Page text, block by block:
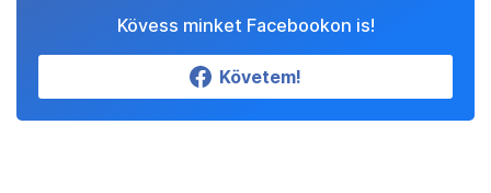
Kövess minket Facebookon is!
Követem!